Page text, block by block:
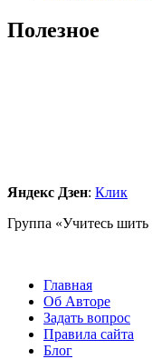
Полезное
Яндекс Дзен: Клик
Группа «Учитесь шить
Главная
Об Авторе
Задать вопрос
Правила сайта
Блог